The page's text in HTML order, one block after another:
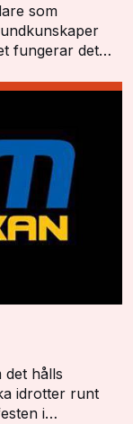
som
fungerar det
idrotter runt
i